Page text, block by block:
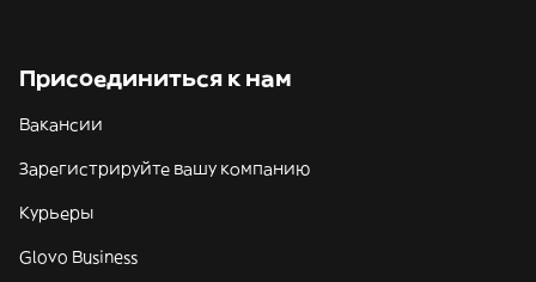
Присоединиться к нам
Вакансии
Зарегистрируйте вашу компанию
Курьеры
Glovo Business